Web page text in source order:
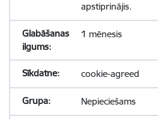
apstiprinājis.
1 mēnesis
cookie-agreed
Nepieciešams